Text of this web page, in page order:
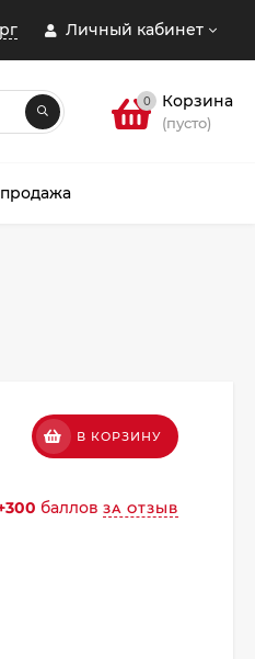
Личный кабинет
0 Корзина
(пусто)
В КОРЗИНУ
баллов ЗА ОТЗЫВ